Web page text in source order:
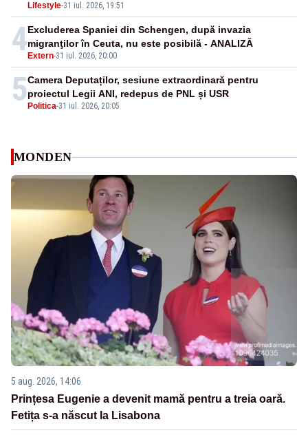
Lifestyle-31 iul. 2026, 19:51
4 Extern-31 iul. 2026, 20:00
Excluderea Spaniei din Schengen, după invazia
migranţilor în Ceuta, nu este posibilă - ANALIZĂ
5 Politica-31 iul. 2026, 20:05
Camera Deputaților, sesiune extraordinară pentru
proiectul Legii ANI, redepus de PNL și USR
MONDEN
5 aug. 2026, 14:06
Prințesa Eugenie a devenit mamă pentru a treia oară.
Fetița s-a născut la Lisabona